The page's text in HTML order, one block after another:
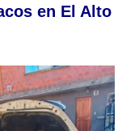
en El Alto